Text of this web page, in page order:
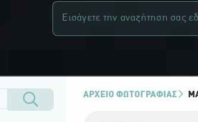
ΑΡΧΕΙΟ ΦΩΤΟΓΡΑΦΙΑΣ